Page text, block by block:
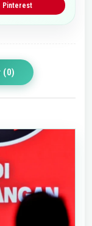
Pinterest
(0)